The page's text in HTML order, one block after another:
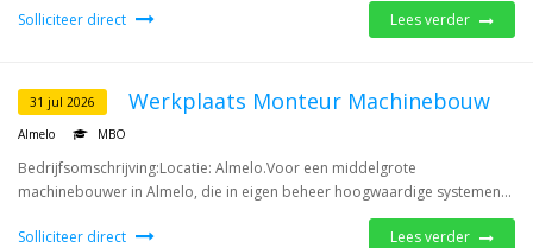
Solliciteer direct Lees verder
31 jul 2026 Werkplaats Monteur Machinebouw
Almelo MBO
Bedrijfsomschrijving:Locatie: Almelo.Voor een middelgrote
machinebouwer in Almelo, die in eigen beheer hoogwaardige systemen...
Solliciteer direct Lees verder